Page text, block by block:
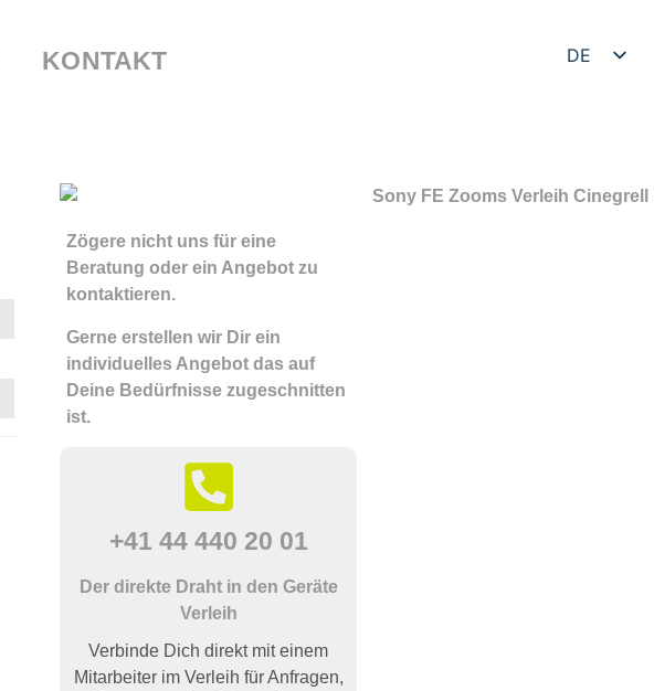
KONTAKT
DE
Zögere nicht uns für eine
Beratung oder ein Angebot zu
kontaktieren.
Gerne erstellen wir Dir ein
individuelles Angebot das auf
Deine Bedürfnisse zugeschnitten
ist.
+41 44 440 20 01
Der direkte Draht in den Geräte
Verleih
Verbinde Dich direkt mit einem
Mitarbeiter im Verleih für Anfragen,